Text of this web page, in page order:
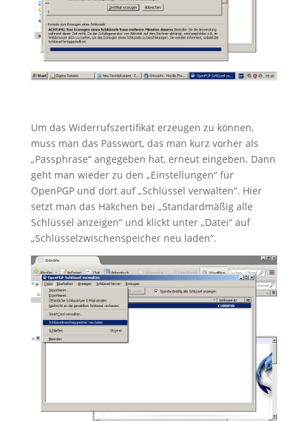
Um das Widerrufszertifikat erzeugen zu können,
muss man das Passwort, das man kurz vorher als
„Passphrase“ angegeben hat, erneut eingeben. Dann
geht man wieder zu den „Einstellungen“ für
OpenPGP und dort auf „Schlüssel verwalten“. Hier
setzt man das Häkchen bei „Standardmäßig alle
Schlüssel anzeigen“ und klickt unter „Datei“ auf
„Schlüsselzwischenspeicher neu laden“.